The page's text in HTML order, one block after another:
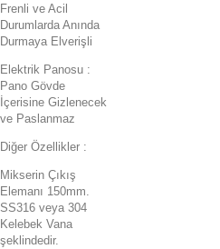
Frenli ve Acil
Durumlarda Anında
Durmaya Elverişli
Elektrik Panosu :
Pano Gövde
İçerisine Gizlenecek
ve Paslanmaz
Diğer Özellikler :
Mikserin Çıkış
Elemanı 150mm.
SS316 veya 304
Kelebek Vana
şeklindedir.